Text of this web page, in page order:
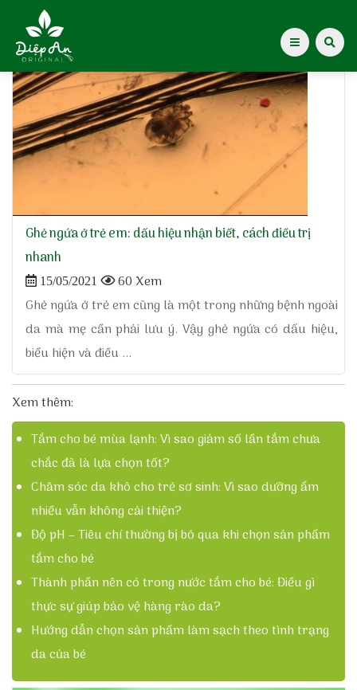
Giới thiệu Dược Khoa
Giới thiệu
Tạp chí Diệp An Nhi
Tin tức
Điểm mua hàng
Home»
Ghẻ ngứa ở trẻ em: dấu hiệu nhận biết, cách điều trị
nhanh
15/05/2021
60 Xem
Ghẻ ngứa ở trẻ em cũng là một trong những bệnh ngoài
da mà mẹ cần phải lưu ý. Vậy ghẻ ngứa có dấu hiệu,
biểu hiện và điều ...
Xem thêm:
Tắm cho bé mùa lạnh: Vì sao giảm số lần tắm chưa
chắc đã là lựa chọn tốt?
Chăm sóc da khô cho trẻ sơ sinh: Vì sao dưỡng ẩm
nhiều vẫn không cải thiện?
Độ pH – Tiêu chí thường bị bỏ qua khi chọn sản phẩm
tắm cho bé
Thành phần nên có trong nước tắm cho bé: Điều gì
thực sự giúp bảo vệ hàng rào da?
Hướng dẫn chọn sản phẩm làm sạch theo tình trạng
da của bé